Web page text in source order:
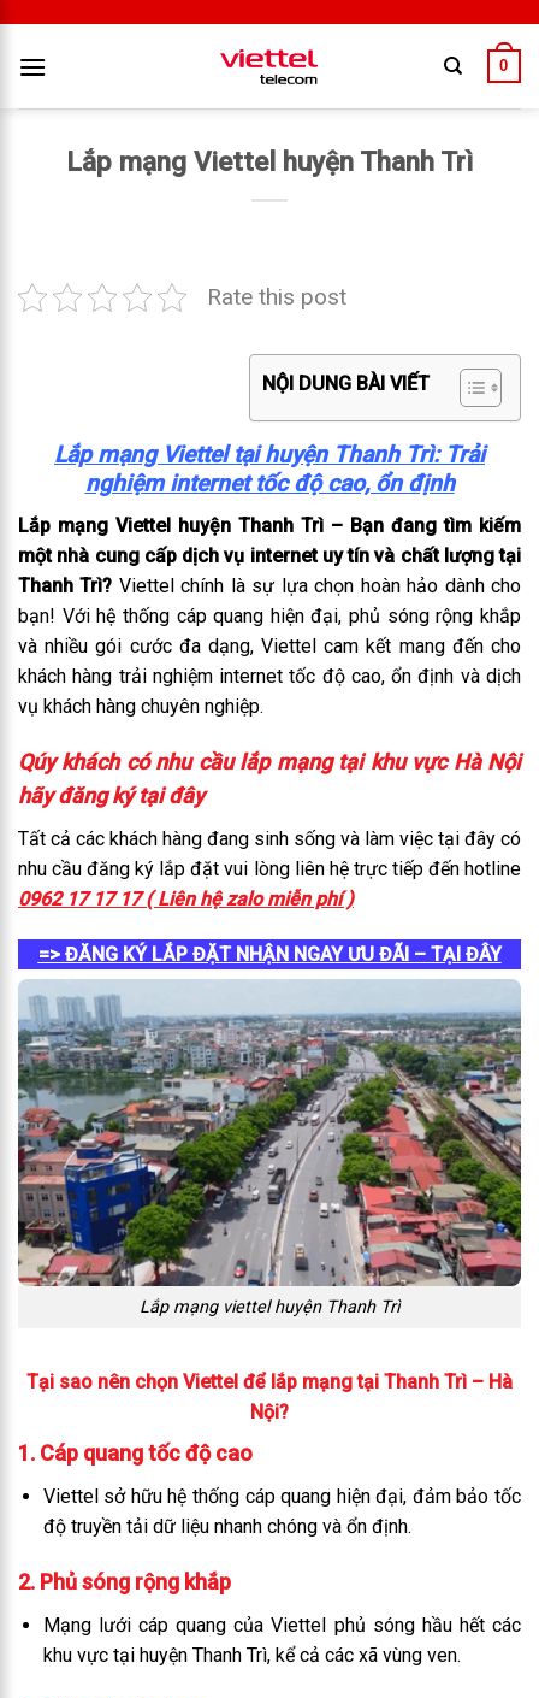
0
Lắp mạng Viettel huyện Thanh Trì
Rate this post
NỘI DUNG BÀI VIẾT
Lắp mạng Viettel tại huyện Thanh Trì: Trải
nghiệm internet tốc độ cao, ổn định
Lắp mạng Viettel huyện Thanh Trì – Bạn đang tìm kiếm
một nhà cung cấp dịch vụ internet uy tín và chất lượng tại
Thanh Trì? Viettel chính là sự lựa chọn hoàn hảo dành cho
bạn! Với hệ thống cáp quang hiện đại, phủ sóng rộng khắp
và nhiều gói cước đa dạng, Viettel cam kết mang đến cho
khách hàng trải nghiệm internet tốc độ cao, ổn định và dịch
vụ khách hàng chuyên nghiệp.
Qúy khách có nhu cầu lắp mạng tại khu vực Hà Nội
hãy đăng ký tại đây
Tất cả các khách hàng đang sinh sống và làm việc tại đây có
nhu cầu đăng ký lắp đặt vui lòng liên hệ trực tiếp đến hotline
0962 17 17 17 ( Liên hệ zalo miễn phí )
=> ĐĂNG KÝ LẮP ĐẶT NHẬN NGAY ƯU ĐÃI – TẠI ĐÂY
Lắp mạng viettel huyện Thanh Trì
Tại sao nên chọn Viettel để lắp mạng tại Thanh Trì – Hà
Nội?
1. Cáp quang tốc độ cao
Viettel sở hữu hệ thống cáp quang hiện đại, đảm bảo tốc
độ truyền tải dữ liệu nhanh chóng và ổn định.
2. Phủ sóng rộng khắp
Mạng lưới cáp quang của Viettel phủ sóng hầu hết các
khu vực tại huyện Thanh Trì, kể cả các xã vùng ven.